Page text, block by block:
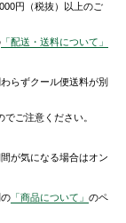
円（税抜）以上のご
「配送・送料について」
らずクール便送料が別
ご注意ください。
が気になる場合はオン
「商品について」のペ